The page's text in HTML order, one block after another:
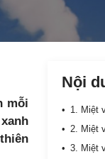
mỗi
Nội
1. Miệt
2. Miệt
3. Miệt